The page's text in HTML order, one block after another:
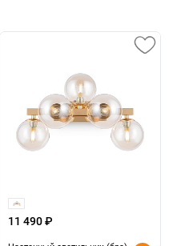
11 490 ₽